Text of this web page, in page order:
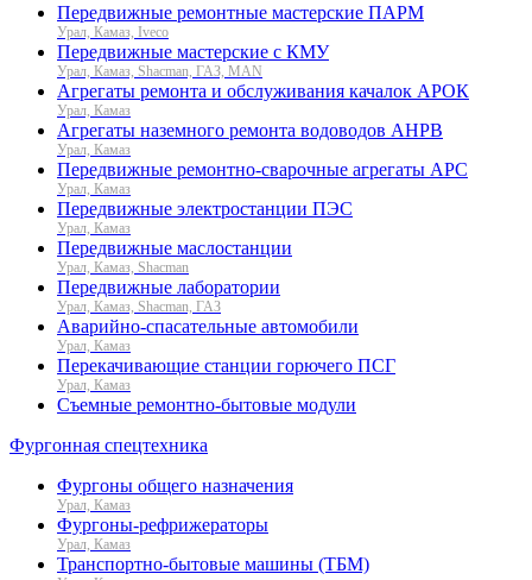
Передвижные ремонтные мастерские ПАРМ
Урал, Камаз, Iveco
Передвижные мастерские с КМУ
Урал, Камаз, Shacman, ГАЗ, MAN
Агрегаты ремонта и обслуживания качалок АРОК
Урал, Камаз
Агрегаты наземного ремонта водоводов АНРВ
Урал, Камаз
Передвижные ремонтно-сварочные агрегаты АРС
Урал, Камаз
Передвижные электростанции ПЭС
Урал, Камаз
Передвижные маслостанции
Урал, Камаз, Shacman
Передвижные лаборатории
Урал, Камаз, Shacman, ГАЗ
Аварийно-спасательные автомобили
Урал, Камаз
Перекачивающие станции горючего ПСГ
Урал, Камаз
Съемные ремонтно-бытовые модули
Фургонная спецтехника
Фургоны общего назначения
Урал, Камаз
Фургоны-рефрижераторы
Урал, Камаз
Транспортно-бытовые машины (ТБМ)